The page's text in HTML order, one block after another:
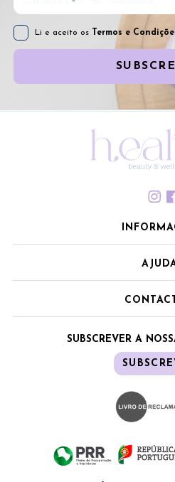
Li e aceito os Termos e
SUBSCREVER A